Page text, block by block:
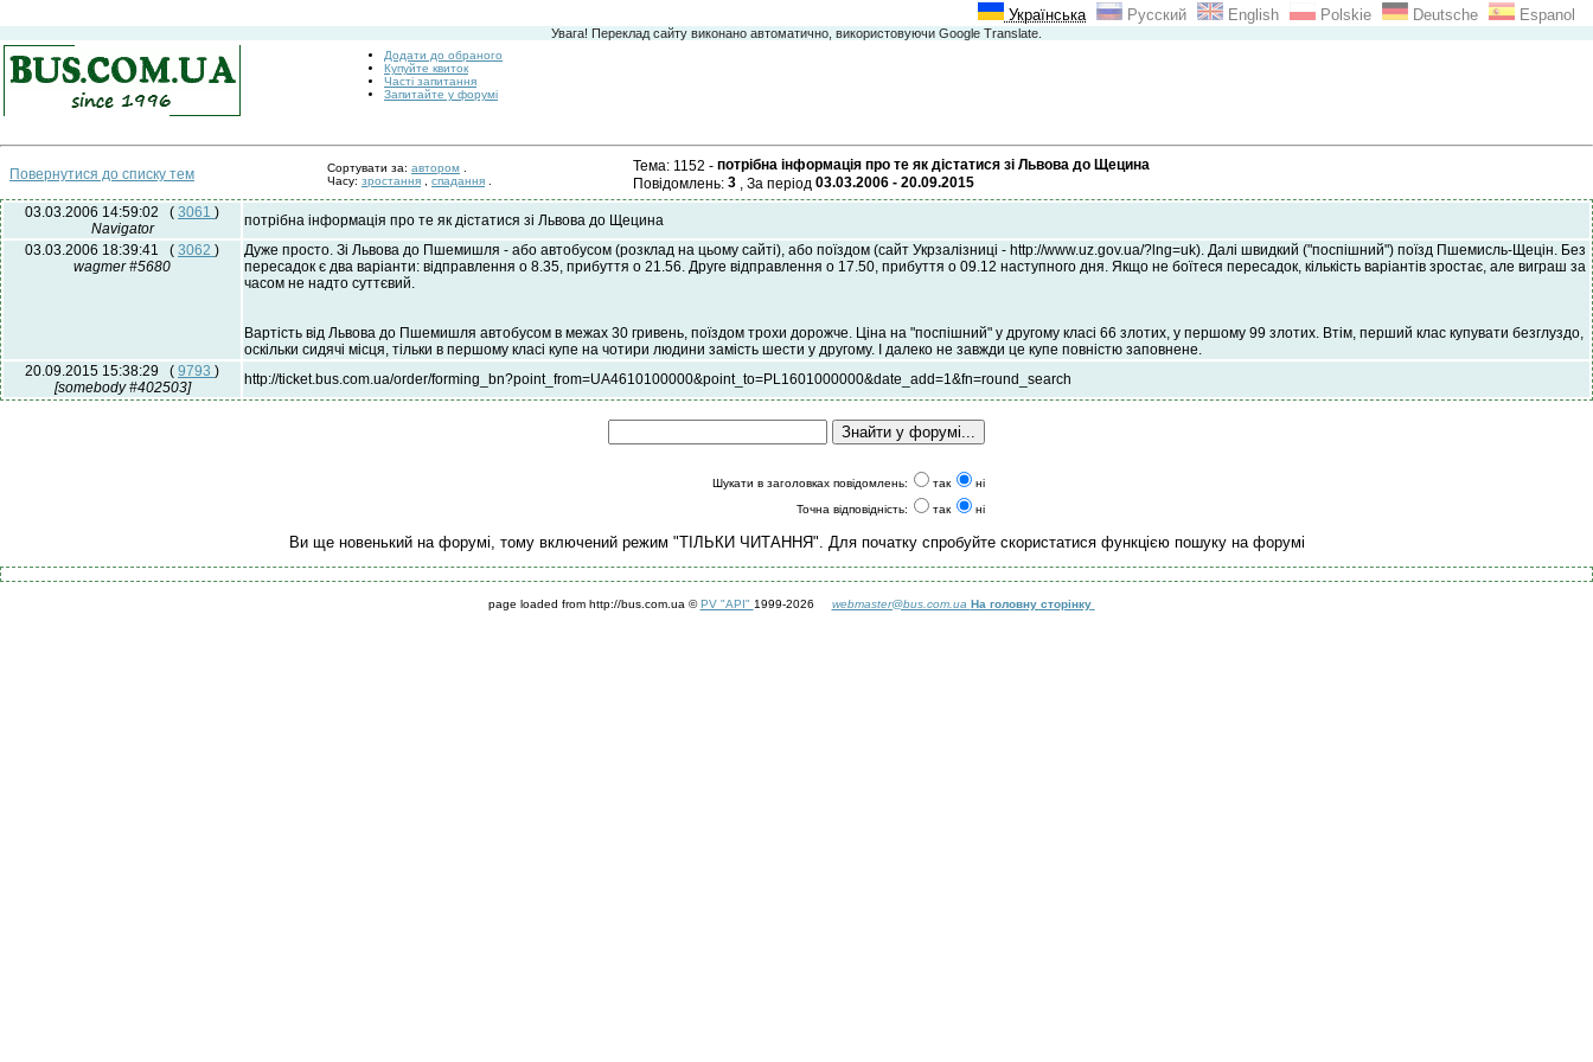
Українська Русский English Polskie Deutsche Espanol
Увага! Переклад сайту виконано автоматично, використовуючи Google Translate.
Додати до обраного
Купуйте квиток
Часті запитання
Запитайте у форумі
Повернутися до списку тем Сортувати за: автором
Часу: зростання спадання
Тема: 1152 - потрібна інформація про те як дістатися зі Львова до Щецина
Повідомлень: 3 , За період 03.03.2006 - 20.09.2015
03.03.2006 14:59:02
( 3061 )
Navigator
потрібна інформація про те як дістатися зі Львова до Щецина
03.03.2006 18:39:41
( 3062 )
wagmer #5680
Дуже просто. Зі Львова до Пшемишля - або автобусом (розклад на цьому сайті), або поїздом (сайт Укрзалізниці - http://www.uz.gov.ua/?lng=uk). Далі швидкий ("поспішний") поїзд Пшемисль-Щецін. Без
пересадок є два варіанти: відправлення о 8.35, прибуття о 21.56. Друге відправлення о 17.50, прибуття о 09.12 наступного дня. Якщо не боїтеся пересадок, кількість варіантів зростає, але виграш за
часом не надто суттєвий.
Вартість від Львова до Пшемишля автобусом в межах 30 гривень, поїздом трохи дорожче. Ціна на "поспішний" у другому класі 66 злотих, у першому 99 злотих. Втім, перший клас купувати безглуздо,
оскільки сидячі місця, тільки в першому класі купе на чотири людини замість шести у другому. І далеко не завжди це купе повністю заповнене.
20.09.2015 15:38:29
( 9793 )
[somebody #402503]
http://ticket.bus.com.ua/order/forming_bn?point_from=UA4610100000&point_to=PL1601000000&date_add=1&fn=round_search
Шукати в заголовках повідомлень: так
ні
Точна відповідність:
так ні
Ви ще новенький на форумі, тому включений режим "ТІЛЬКИ ЧИТАННЯ". Для початку спробуйте скористатися функцією пошуку на форумі
page loaded from http://bus.com.ua ©PV "API" 1999-2026 webmaster@bus.com.ua На головну сторінку